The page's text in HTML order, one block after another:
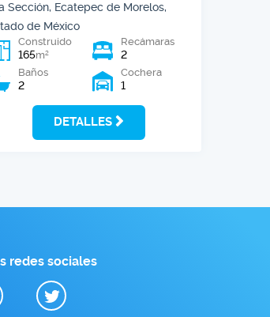
Sección, Ecatepec de Morelos,
de México
Construido
165m2
Recámaras
2
Baños
2
Cochera
1
DETALLES
redes sociales